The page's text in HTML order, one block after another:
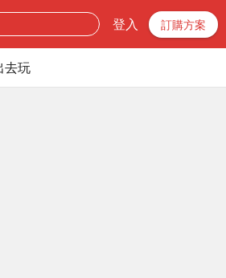
登入 訂購方案
去玩